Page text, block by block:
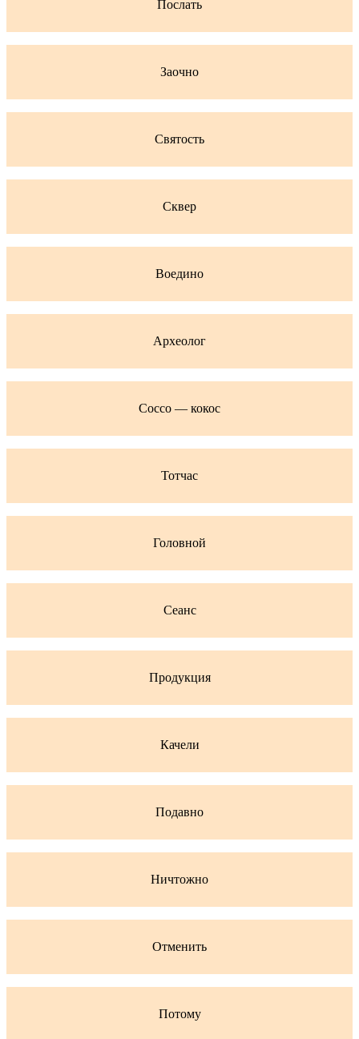
Послать
Заочно
Святость
Сквер
Воедино
Археолог
Cocco — кокос
Тотчас
Головной
Сеанс
Продукция
Качели
Подавно
Ничтожно
Отменить
Потому